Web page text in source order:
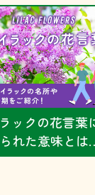
ックの花言葉
れた意味と